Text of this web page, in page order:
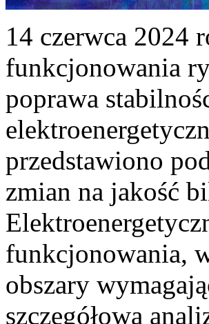
14 czerwca 2024
funkcjonowania
poprawa
przedstawiono
zmian na jakość
funkcjonowania,
obszary
szczegółowa